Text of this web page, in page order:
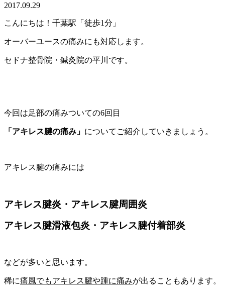
2017.09.29
こんにちは！千葉駅「徒歩1分」
オーバーユースの痛みにも対応します。
セドナ整骨院・鍼灸院の平川です。
今回は足部の痛みついての6回目
「アキレス腱の痛み」 についてご紹介していきましょう。
アキレス腱の痛みには
アキレス腱炎・アキレス腱周囲炎
アキレス腱滑液包炎・アキレス腱付着部炎
などが多いと思います。
稀に痛風でもアキレス腱や踵に痛みが出ることもあります。